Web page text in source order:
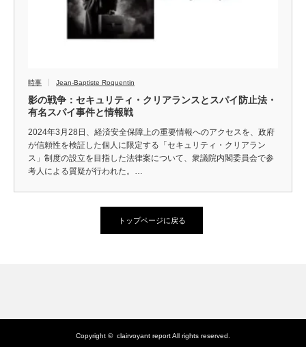
時事 Jean-Baptiste Roquentin
影の戦争：セキュリティ・クリアランスとスパイ防止法・
有名スパイ事件と情報戦
2024年3月28日、経済安全保障上の重要情報へのアクセスを、政府
が信頼性を検証した個人に限定する「セキュリティ・クリアラン
ス」制度の設立を目指した法律案について、衆議院内閣委員会で参
考人による質疑が行われた。…
トップページに戻る
Copyright © clairvoyant reportAll rights reserved.